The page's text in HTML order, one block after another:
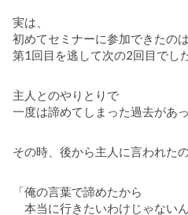
実は、
初めてセミナーに参加できたのは
第1回目を逃して次の2回目でした
主人とのやりとりで
一度は諦めてしまった過去があ
その時、後から主人に言われた
「俺の言葉で諦めたから
本当に行きたいわけじゃないん